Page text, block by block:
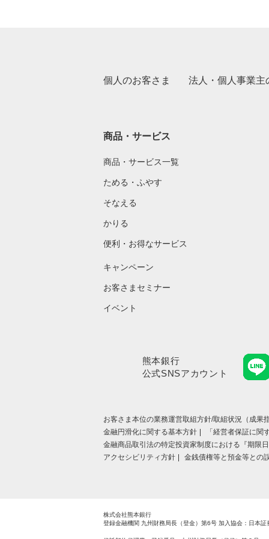
個人のお客さま 法人・個人事業主
商品・サービス
商品・サービス一覧
ためる・ふやす
そなえる
かりる
便利・お得なサービス
キャンペーン
お客さまセミナー
イベント
熊本銀行
公式SNSアカウント
お客さま本位の業務運営取組⽅針/取組状況（成果
金融円滑化に関する基本方針
「経営者保証に関
金融商品取引法の特定投資家制度における『期限
アクセシビリティ方針
金銭債権等と預金等との
株式会社熊本銀行
登録金融機関 九州財務局長（登金）第6号 加入協会：日本証